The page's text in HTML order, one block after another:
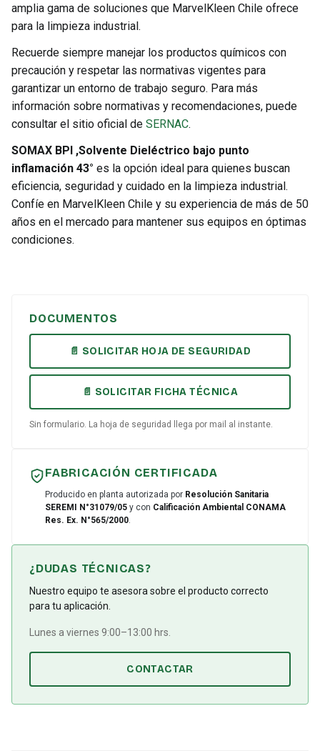
amplia gama de soluciones que MarvelKleen Chile ofrece
para la limpieza industrial.
Recuerde siempre manejar los productos químicos con
precaución y respetar las normativas vigentes para
garantizar un entorno de trabajo seguro. Para más
información sobre normativas y recomendaciones, puede
consultar el sitio oficial de SERNAC.
SOMAX BPI ,Solvente Dieléctrico bajo punto
inflamación 43° es la opción ideal para quienes buscan
eficiencia, seguridad y cuidado en la limpieza industrial.
Confíe en MarvelKleen Chile y su experiencia de más de 50
años en el mercado para mantener sus equipos en óptimas
condiciones.
DOCUMENTOS
📄 SOLICITAR HOJA DE SEGURIDAD
📄 SOLICITAR FICHA TÉCNICA
Sin formulario. La hoja de seguridad llega por mail al instante.
FABRICACIÓN CERTIFICADA
Producido en planta autorizada por Resolución Sanitaria
SEREMI N°31079/05 y con Calificación Ambiental CONAMA
Res. Ex. N°565/2000.
¿DUDAS TÉCNICAS?
Nuestro equipo te asesora sobre el producto correcto
para tu aplicación.
Lunes a viernes 9:00–13:00 hrs.
CONTACTAR